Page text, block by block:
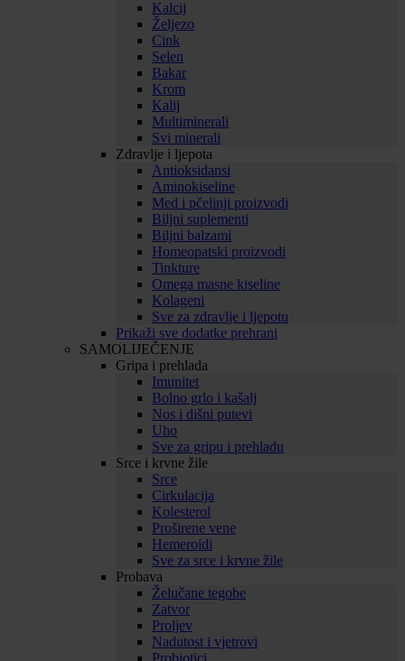
Kalcij
Željezo
Cink
Selen
Bakar
Krom
Kalij
Multiminerali
Svi minerali
Zdravlje i ljepota
Antioksidansi
Aminokiseline
Med i pčelinji proizvodi
Biljni suplementi
Biljni balzami
Homeopatski proizvodi
Tinkture
Omega masne kiseline
Kolageni
Sve za zdravlje i ljepotu
Prikaži sve dodatke prehrani
SAMOLIJEČENJE
Gripa i prehlada
Imunitet
Bolno grlo i kašalj
Nos i dišni putevi
Uho
Sve za gripu i prehladu
Srce i krvne žile
Srce
Cirkulacija
Kolesterol
Proširene vene
Hemeroidi
Sve za srce i krvne žile
Probava
Želučane tegobe
Zatvor
Proljev
Nadutost i vjetrovi
Probiotici